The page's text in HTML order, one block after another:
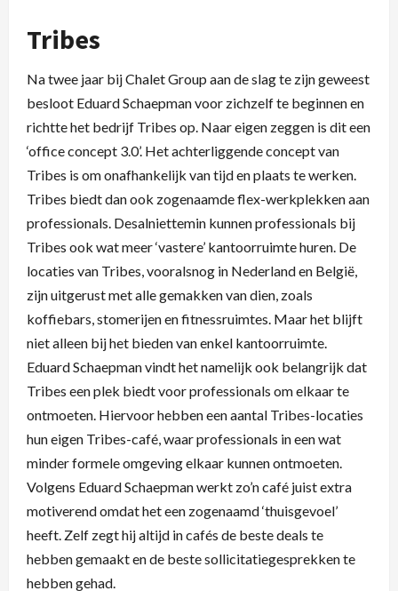
Tribes
Na twee jaar bij Chalet Group aan de slag te zijn geweest
besloot Eduard Schaepman voor zichzelf te beginnen en
richtte het bedrijf Tribes op. Naar eigen zeggen is dit een
‘office concept 3.0’. Het achterliggende concept van
Tribes is om onafhankelijk van tijd en plaats te werken.
Tribes biedt dan ook zogenaamde flex-werkplekken aan
professionals. Desalniettemin kunnen professionals bij
Tribes ook wat meer ‘vastere’ kantoorruimte huren. De
locaties van Tribes, vooralsnog in Nederland en België,
zijn uitgerust met alle gemakken van dien, zoals
koffiebars, stomerijen en fitnessruimtes. Maar het blijft
niet alleen bij het bieden van enkel kantoorruimte.
Eduard Schaepman vindt het namelijk ook belangrijk dat
Tribes een plek biedt voor professionals om elkaar te
ontmoeten. Hiervoor hebben een aantal Tribes-locaties
hun eigen Tribes-café, waar professionals in een wat
minder formele omgeving elkaar kunnen ontmoeten.
Volgens Eduard Schaepman werkt zo’n café juist extra
motiverend omdat het een zogenaamd ‘thuisgevoel’
heeft. Zelf zegt hij altijd in cafés de beste deals te
hebben gemaakt en de beste sollicitatiegesprekken te
hebben gehad.